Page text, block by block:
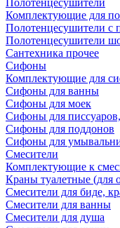
Полотенцесушители
Комплектующие для
Полотенцесушители
Полотенцесушители
Сантехника прочее
Сифоны
Комплектующие для
Сифоны для ванны
Сифоны для моек
Сифоны для
Сифоны для поддонов
Сифоны для
Смесители
Комплектующие к
Краны туалетные (для
Смесители для биде,
Смесители для ванны
Смесители для душа